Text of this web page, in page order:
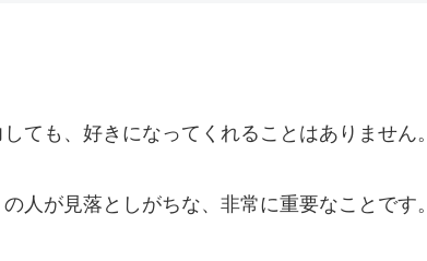
ても、好きになってくれることはありません。
人が見落としがちな、非常に重要なことです。